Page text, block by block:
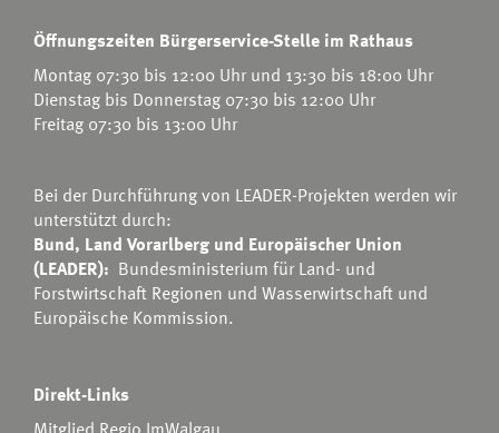
Öffnungszeiten Bürgerservice-Stelle im Rathaus
Montag 07:30 bis 12:00 Uhr und 13:30 bis 18:00 Uhr
Dienstag bis Donnerstag 07:30 bis 12:00 Uhr
Freitag 07:30 bis 13:00 Uhr
Bei der Durchführung von LEADER-Projekten werden wir
unterstützt durch:
Bund, Land Vorarlberg und Europäischer Union
(LEADER): Bundesministerium für Land- und
Forstwirtschaft Regionen und Wasserwirtschaft und
Europäische Kommission.
Direkt-Links